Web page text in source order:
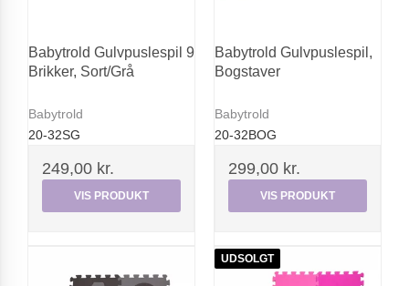
Babytrold Gulvpuslespil 9
Brikker, Sort/Grå
Babytrold
20-32SG
249,00 kr.
VIS PRODUKT
Babytrold Gulvpuslespil,
Bogstaver
Babytrold
20-32BOG
299,00 kr.
VIS PRODUKT
UDSOLGT